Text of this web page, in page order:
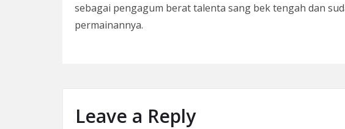
sebagai pengagum berat talenta sang bek tengah dan
permainannya.
Leave a Reply